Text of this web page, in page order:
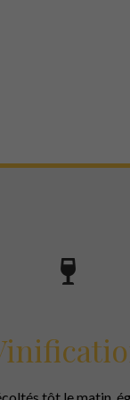
tôt le matin,